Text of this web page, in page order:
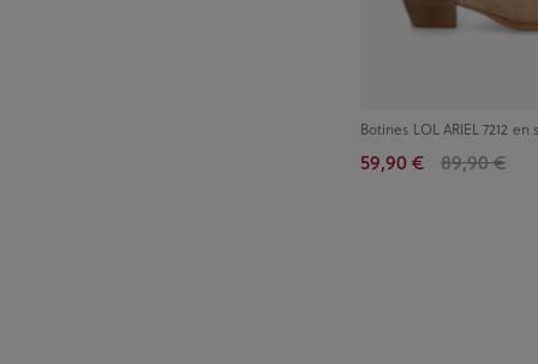
Botines LOL ARIEL 7212
59,90 € 89,90 €